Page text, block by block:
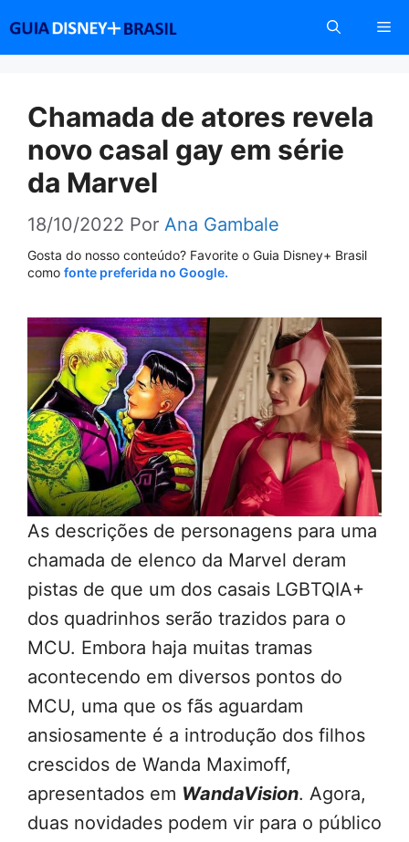
conteúdo
Chamada de atores revela
novo casal gay em série
da Marvel
18/10/2022 Por Ana Gambale
Gosta do nosso conteúdo? Favorite o Guia Disney+ Brasil
como fonte preferida no Google.
As descrições de personagens para uma
chamada de elenco da Marvel deram
pistas de que um dos casais LGBTQIA+
dos quadrinhos serão trazidos para o
MCU. Embora haja muitas tramas
acontecendo em diversos pontos do
MCU, uma que os fãs aguardam
ansiosamente é a introdução dos filhos
crescidos de Wanda Maximoff,
apresentados em WandaVision. Agora,
duas novidades podem vir para o público